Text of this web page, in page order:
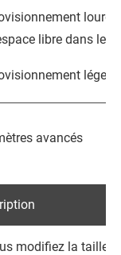
lourd
libre dans le
léger
avancés
modifiez la taille